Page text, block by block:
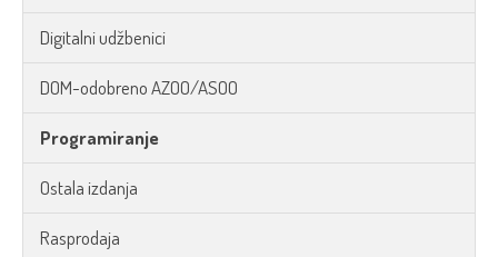
Digitalni udžbenici
DOM-odobreno AZOO/ASOO
Programiranje
Ostala izdanja
Rasprodaja